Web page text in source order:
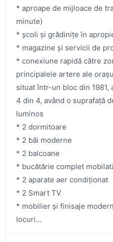
* aproape de mijloace de
minute)
* școli și grădinițe în
* magazine și servicii de
* conexiune rapidă către
principalele artere ale
situat într-un bloc din 1981,
4 din 4, având o suprafață
luminos
* 2 dormitoare
* 2 băi moderne
* 2 balcoane
* bucătărie complet
* 2 aparate aer condiționat
* 2 Smart TV
* mobilier și finisaje
locuri...